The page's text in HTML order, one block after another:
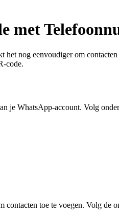
met
nog eenvoudiger om
code.
je WhatsApp-account. Volg
toe te voegen. Volg de